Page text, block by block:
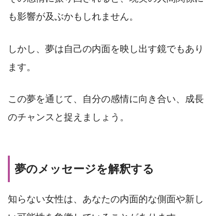
も影響が及ぶかもしれません。
しかし、夢は自己の内面を映し出す鏡でもあり
ます。
この夢を通じて、自分の感情に向き合い、成長
のチャンスと捉えましょう。
夢のメッセージを解釈する
知らない女性は、あなたの内面的な側面や新し